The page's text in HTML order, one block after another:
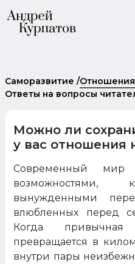
Саморазвитие /Отношения
Ответы на вопросы
Можно ли
у вас отношения
Современный
возможностями,
вынужденными
влюбленных перед
Когда привычная
превращается в
внутри пары